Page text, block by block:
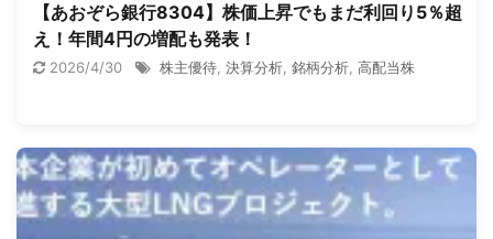
【あおぞら銀行8304】株価上昇でもまだ利回り5％超
え！年間4円の増配も発表！
2026/4/30 株主優待 決算分析 銘柄分析 高配当株